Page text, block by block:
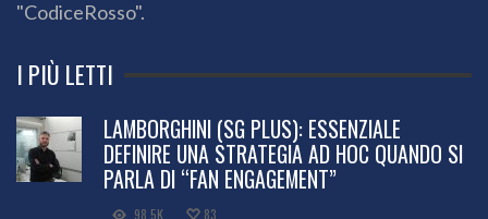
"CodiceRosso".
I PIÙ LETTI
LAMBORGHINI (SG PLUS): ESSENZIALE
DEFINIRE UNA STRATEGIA AD HOC QUANDO SI
PARLA DI “FAN ENGAGEMENT”
98.5K 83